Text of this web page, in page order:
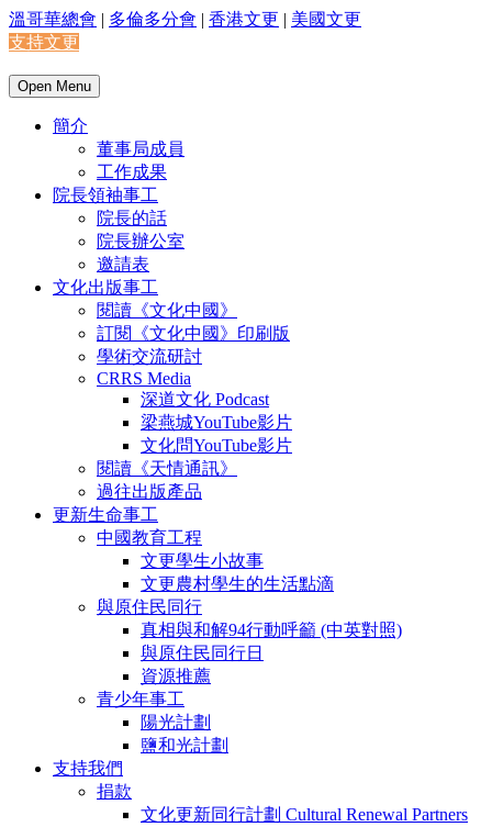
溫哥華總會 | 多倫多分會 | 香港文更 | 美國文更
支持文更
Open Menu
簡介
董事局成員
工作成果
院長領袖事工
院長的話
院長辦公室
邀請表
文化出版事工
閱讀《文化中國》
訂閱《文化中國》印刷版
學術交流研討
CRRS Media
深道文化 Podcast
梁燕城YouTube影片
文化問YouTube影片
閱讀《天情通訊》
過往出版產品
更新生命事工
中國教育工程
文更學生小故事
文更農村學生的生活點滴
與原住民同行
真相與和解94行動呼籲 (中英對照)
與原住民同行日
資源推薦
青少年事工
陽光計劃
鹽和光計劃
支持我們
捐款
文化更新同行計劃 Cultural Renewal Partners